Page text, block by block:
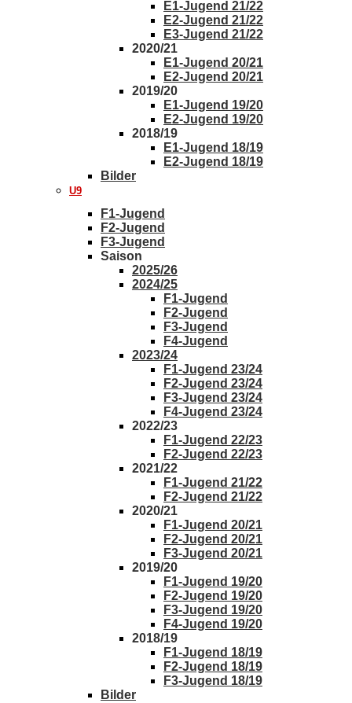
E1-Jugend 21/22
E2-Jugend 21/22
E3-Jugend 21/22
2020/21
E1-Jugend 20/21
E2-Jugend 20/21
2019/20
E1-Jugend 19/20
E2-Jugend 19/20
2018/19
E1-Jugend 18/19
E2-Jugend 18/19
Bilder
U9
F1-Jugend
F2-Jugend
F3-Jugend
Saison
2025/26
2024/25
F1-Jugend
F2-Jugend
F3-Jugend
F4-Jugend
2023/24
F1-Jugend 23/24
F2-Jugend 23/24
F3-Jugend 23/24
F4-Jugend 23/24
2022/23
F1-Jugend 22/23
F2-Jugend 22/23
2021/22
F1-Jugend 21/22
F2-Jugend 21/22
2020/21
F1-Jugend 20/21
F2-Jugend 20/21
F3-Jugend 20/21
2019/20
F1-Jugend 19/20
F2-Jugend 19/20
F3-Jugend 19/20
F4-Jugend 19/20
2018/19
F1-Jugend 18/19
F2-Jugend 18/19
F3-Jugend 18/19
Bilder